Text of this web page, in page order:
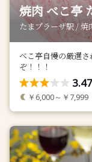
焼肉 べこ亭
たまプラーザ駅 / 焼
べこ亭自慢の厳選
ぞ！！！
3.47
￥6,000～￥7,999